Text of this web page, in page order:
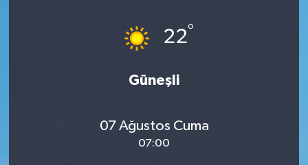
22°
Güneşli
07 Ağustos Cuma
07:00